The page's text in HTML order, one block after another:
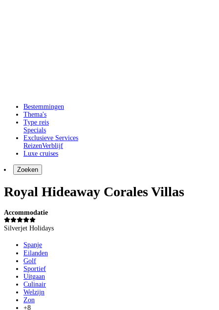
Bestemmingen
Thema's
Type reis
Specials
Exclusieve Services
ReizenVerblijf
Luxe cruises
Zoeken
Royal Hideaway Corales Villas
Accommodatie
Silverjet Holidays
Spanje
Eilanden
Golf
Sportief
Uitgaan
Culinair
Welzijn
Zon
+8